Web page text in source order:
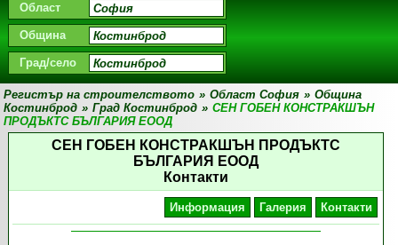
Област
Община
Град/село
Регистър на строителството » Област София » Община
Костинброд » Град Костинброд » СЕН ГОБЕН КОНСТРАКШЪН
ПРОДЪКТС БЪЛГАРИЯ ЕООД
СЕН ГОБЕН КОНСТРАКШЪН ПРОДЪКТС
БЪЛГАРИЯ ЕООД
Контакти
Информация Галерия Контакти